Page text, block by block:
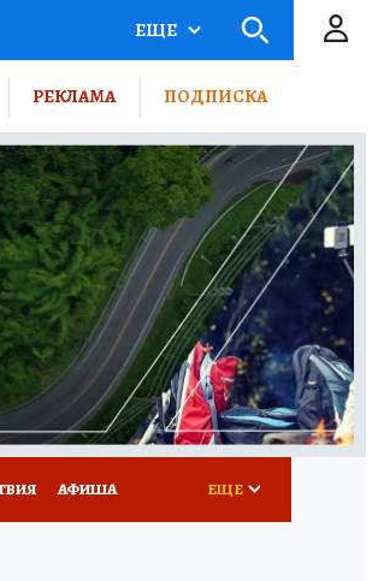
ВСЕ О КП
ЕЩЕ
РЕКЛАМА ПОДПИСКА
АФИША ЕЩЕ